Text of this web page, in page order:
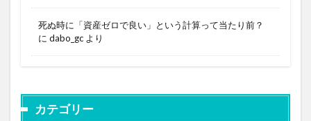
死ぬ時に「資産ゼロで良い」という計算って当たり前？
に dabo_gc より
カテゴリー